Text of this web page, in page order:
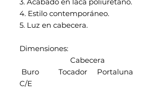
4. Estilo contemporáneo.
5. Luz en cabecera.
Dimensiones:
Cabecera
Buro Tocador Portaluna
C/E